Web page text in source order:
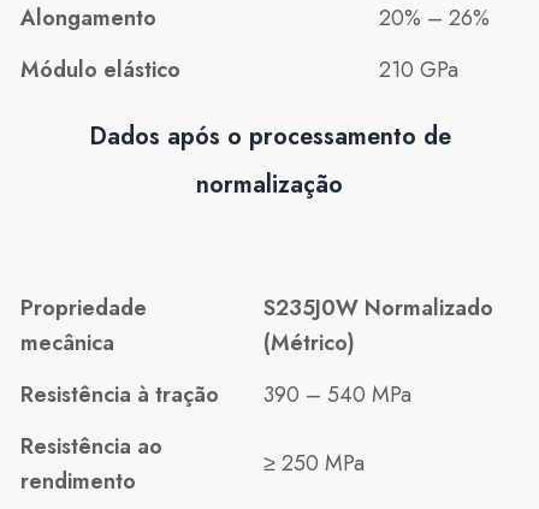
Alongamento
20% – 26%
Módulo elástico
210 GPa
Dados após o processamento de
normalização
Propriedade
mecânica
S235J0W Normalizado
(Métrico)
Resistência à tração
390 – 540 MPa
Resistência ao
rendimento
≥ 250 MPa